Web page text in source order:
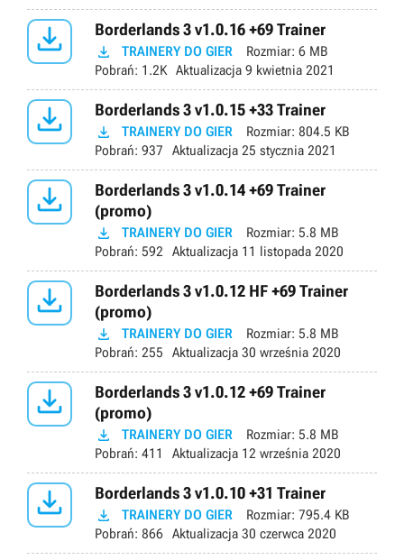
 Borderlands 3 v1.0.16 +69 Trainer
 TRAINERY DO GIER Rozmiar: 6 MB
Pobrań: 1.2K Aktualizacja 9 kwietnia 2021
 Borderlands 3 v1.0.15 +33 Trainer
 TRAINERY DO GIER Rozmiar: 804.5 KB
Pobrań: 937 Aktualizacja 25 stycznia 2021

Borderlands 3 v1.0.14 +69 Trainer
(promo)
 TRAINERY DO GIER Rozmiar: 5.8 MB
Pobrań: 592 Aktualizacja 11 listopada 2020

Borderlands 3 v1.0.12 HF +69 Trainer
(promo)
 TRAINERY DO GIER Rozmiar: 5.8 MB
Pobrań: 255 Aktualizacja 30 września 2020

Borderlands 3 v1.0.12 +69 Trainer
(promo)
 TRAINERY DO GIER Rozmiar: 5.8 MB
Pobrań: 411 Aktualizacja 12 września 2020
 Borderlands 3 v1.0.10 +31 Trainer
 TRAINERY DO GIER Rozmiar: 795.4 KB
Pobrań: 866 Aktualizacja 30 czerwca 2020